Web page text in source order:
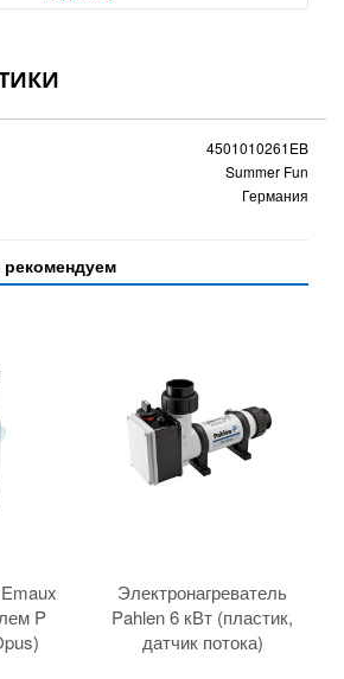
4501010261EB
Summer Fun
Германия
P
Электронагреватель
Pahlen 6 кВт (пластик,
датчик потока)